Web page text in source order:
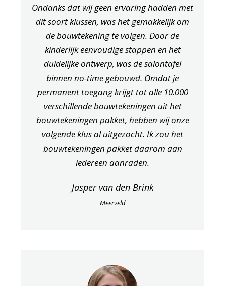
Ondanks dat wij geen ervaring hadden met
dit soort klussen, was het gemakkelijk om
de bouwtekening te volgen. Door de
kinderlijk eenvoudige stappen en het
duidelijke ontwerp, was de salontafel
binnen no-time gebouwd. Omdat je
permanent toegang krijgt tot alle 10.000
verschillende bouwtekeningen uit het
bouwtekeningen pakket, hebben wij onze
volgende klus al uitgezocht. Ik zou het
bouwtekeningen pakket daarom aan
iedereen aanraden.
Jasper van den Brink
Meerveld